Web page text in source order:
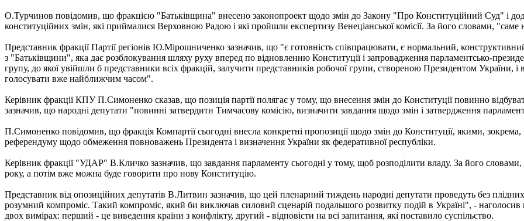
О.Турчинов повідомив, що фракцією "Батьківщина" внесено законопроект щодо змін до Закону "Про Конституційний Суд" і
конституційних змін, які приймалися Верховною Радою і які пройшли експертизу Венеціанської комісії. За його словами, "саме
Представник фракції Партії регіонів Ю.Мірошниченко зазначив, що "є готовність співпрацювати, є нормальний,
з "Батьківщини", яка дає розблокування шляху руху вперед по відновленню Конституції і запровадження парламентсько-
групу, до якої увійшли б представники всіх фракцій, залучити представників робочої групи, створеною Президентом
голосувати вже найближчим часом".
Керівник фракції КПУ П.Симоненко сказав, що позиція партії полягає у тому, що внесення змін до Конституції повинно
зазначив, що народні депутати "повинні затвердити Тимчасову комісію, визначити завдання щодо змін і затвердження
П.Симоненко повідомив, що фракція Компартії сьогодні внесла конкретні пропозиції щодо змін до Конституції, якими,
референдуму щодо обмеження повноважень Президента і визначення України як федеративної республіки.
Керівник фракції "УДАР" В.Кличко зазначив, що завдання парламенту сьогодні у тому, щоб розподілити владу. За його
року, а потім вже можна буде говорити про нову Конституцію.
Представник від опозиційних депутатів В.Литвин зазначив, що цей пленарний тиждень народні депутати проведуть без
розумний компроміс. Такий компроміс, який би виключав силовий сценарій подальшого розвитку подій в Україні", - наголосив
двох вимірах: перший - це виведення країни з конфлікту, другий - відповісти на всі запитання, які поставило суспільство.